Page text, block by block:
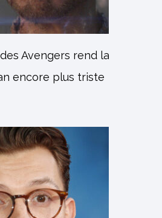
Avengers rend la
encore plus triste